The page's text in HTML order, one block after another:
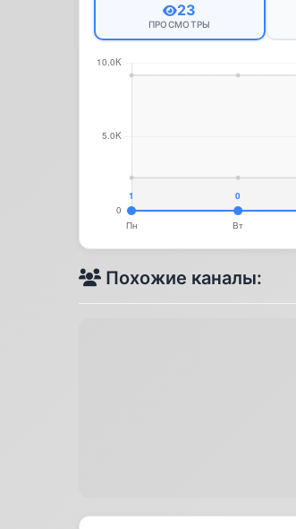
23
ПРОСМОТРЫ
Похожие каналы: